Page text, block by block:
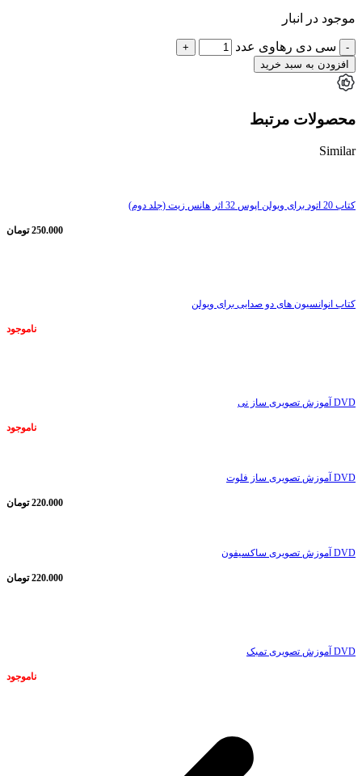
موجود در انبار
سی دی رهاوی عدد
افزودن به سبد خرید
محصولات مرتبط
Similar
کتاب 20 اتود برای ویولن اپوس 32 اثر هانس زیت (جلد دوم)
250.000 تومان
کتاب انوانسیون های دو صدایی برای ویولن
ناموجود
DVD آموزش تصویری ساز نی
ناموجود
DVD آموزش تصویری ساز فلوت
220.000 تومان
DVD آموزش تصویری ساکسیفون
220.000 تومان
DVD آموزش تصویری تمبک
ناموجود